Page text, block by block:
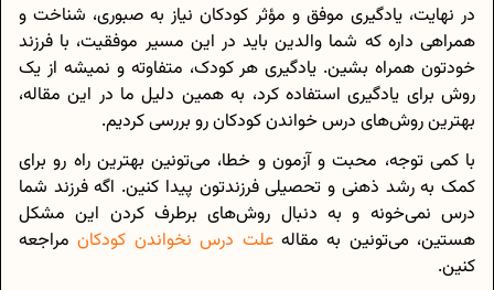
در نهایت، یادگیری موفق و مؤثر کودکان نیاز به صبوری، شناخت و
همراهی داره که شما والدین باید در این مسیر موفقیت، با فرزند
خودتون همراه بشین. یادگیری هر کودک، متفاوته و نمیشه از یک
روش برای یادگیری استفاده کرد، به همین دلیل ما در این مقاله،
بهترین روش‌های درس خواندن کودکان رو بررسی کردیم.
با کمی توجه، محبت و آزمون و خطا، می‌تونین بهترین راه رو برای
کمک به رشد ذهنی و تحصیلی فرزندتون پیدا کنین. اگه فرزند شما
درس نمی‌خونه و به دنبال روش‌های برطرف کردن این مشکل
هستین، می‌تونین به مقالهعلت درس نخواندن کودکانمراجعه
کنین.